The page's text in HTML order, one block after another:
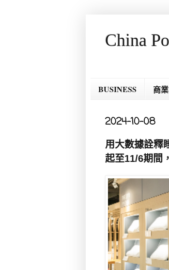
China
BUSINESS 商業
2024-10-08
用大數據詮釋
起至11/6期間